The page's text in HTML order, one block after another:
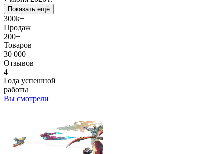
Показать ещё
300k+
Продаж
200+
Товаров
30 000+
Отзывов
4
Года успешной
работы
Вы смотрели